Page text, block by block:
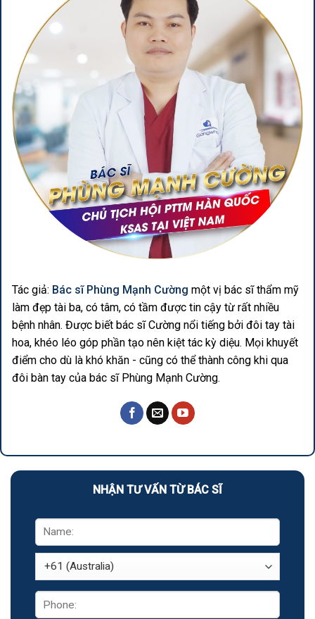
Tác giả: Bác sĩ Phùng Mạnh Cường một vị bác sĩ thẩm mỹ
làm đẹp tài ba, có tâm, có tầm được tin cậy từ rất nhiều
bệnh nhân. Được biết bác sĩ Cường nổi tiếng bởi đôi tay tài
hoa, khéo léo góp phần tạo nên kiệt tác kỳ diệu. Mọi khuyết
điểm cho dù là khó khăn - cũng có thể thành công khi qua
đôi bàn tay của bác sĩ Phùng Mạnh Cường.
NHẬN TƯ VẤN TỪ BÁC SĨ